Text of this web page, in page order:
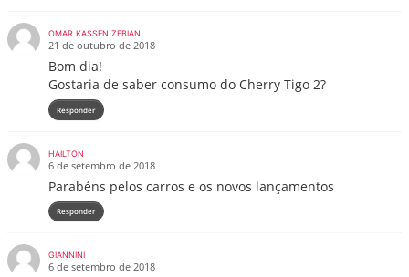
OMAR KASSEN ZEBIAN
21 de outubro de 2018
Bom dia!
Gostaria de saber consumo do Cherry Tigo 2?
Responder
HAILTON
6 de setembro de 2018
Parabéns pelos carros e os novos lançamentos
Responder
GIANNINI
6 de setembro de 2018